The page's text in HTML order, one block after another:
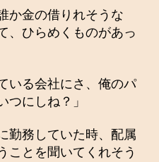
か金の借りれそうな
、ひらめくものがあっ
いる会社にさ、俺のパ
つにしね？」
勤務していた時、配属
ことを聞いてくれそう